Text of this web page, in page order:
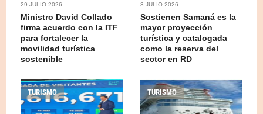
29 JULIO 2026
Ministro David Collado
firma acuerdo con la ITF
para fortalecer la
movilidad turística
sostenible
3 JULIO 2026
Sostienen Samaná es la
mayor proyección
turística y catalogada
como la reserva del
sector en RD
TURISMO TURISMO